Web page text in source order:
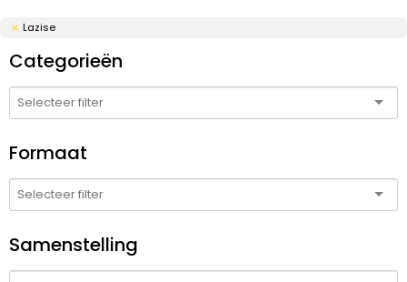
Lazise
Categorieën
Formaat
Samenstelling